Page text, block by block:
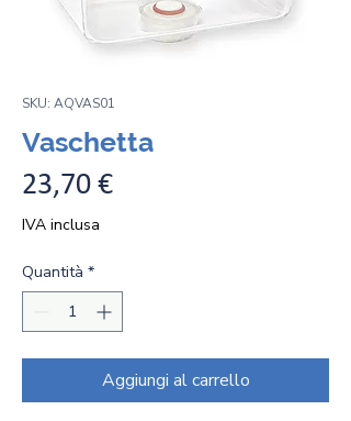
SKU: AQVAS01
Vaschetta
23,70 €Prezzo
IVA inclusa
Quantità *
Aggiungi al carrello